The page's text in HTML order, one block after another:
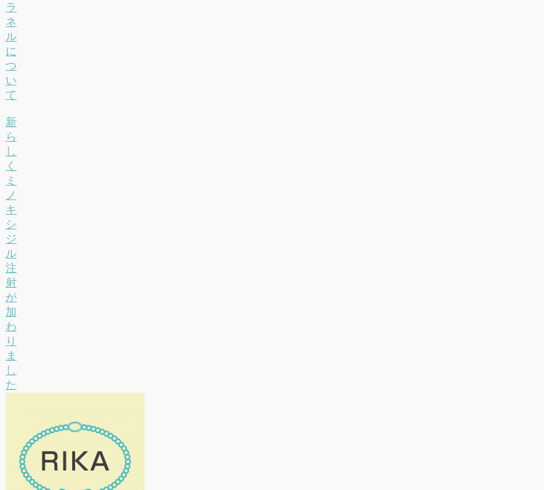
ラ
ネ
ル
に
つ
い
て
新
ら
し
く
ミ
ノ
キ
シ
ジ
ル
注
射
が
加
わ
り
ま
し
た